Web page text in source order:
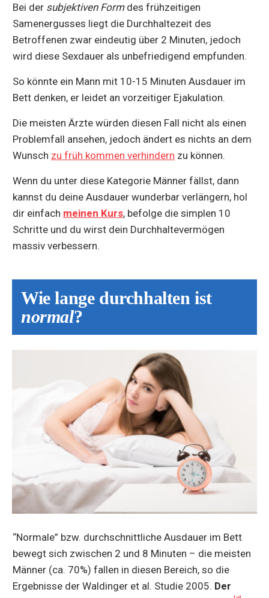
Bei der subjektiven Formdes frühzeitigen
Samenergusses liegt die Durchhaltezeit des
Betroffenen zwar eindeutig über 2 Minuten, jedoch
wird diese Sexdauer als unbefriedigend empfunden.
So könnte ein Mann mit 10-15 Minuten Ausdauer im
Bett denken, er leidet an vorzeitiger Ejakulation.
Die meisten Ärzte würden diesen Fall nicht als einen
Problemfall ansehen, jedoch ändert es nichts an dem
Wunsch zu früh kommen verhindern zu können.
Wenn du unter diese Kategorie Männer fällst, dann
kannst du deine Ausdauer wunderbar verlängern, hol
dir einfach meinen Kurs, befolge die simplen 10
Schritte und du wirst dein Durchhaltevermögen
massiv verbessern.
Wie lange durchhalten ist
normal?
“Normale” bzw. durchschnittliche Ausdauer im Bett
bewegt sich zwischen 2 und 8 Minuten – die meisten
Männer (ca. 70%) fallen in diesen Bereich, so die
Ergebnisse der Waldinger et al. Studie 2005. Der